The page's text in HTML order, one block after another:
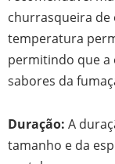
churrasqueira de
temperatura
permitindo que a
sabores da
Duração: A
tamanho e da